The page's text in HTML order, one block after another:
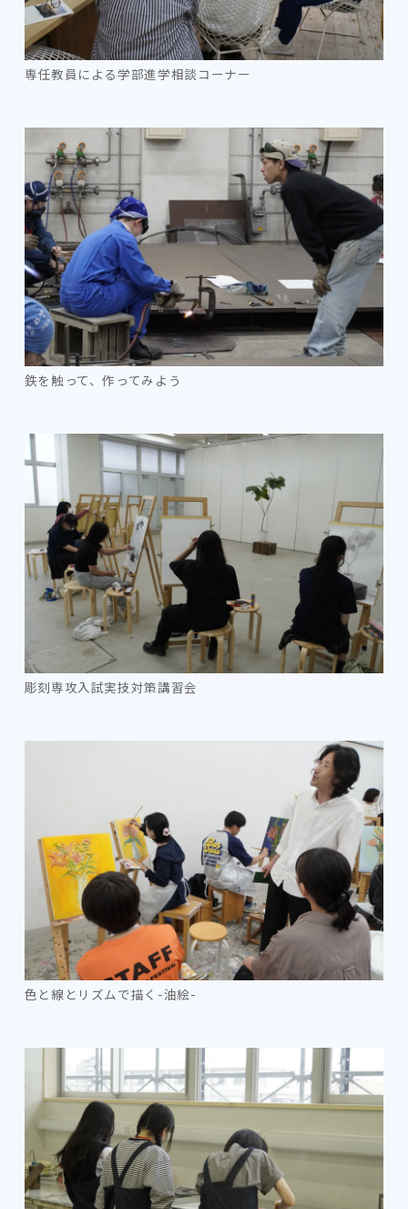
専任教員による学部進学相談コーナー
鉄を触って、作ってみよう
彫刻専攻入試実技対策講習会
色と線とリズムで描く-油絵-